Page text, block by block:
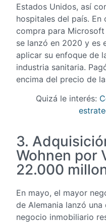
Estados Unidos, así
hospitales del país. En
compra para
se lanzó en 2020 y es
aplicar su enfoque de
industria sanitaria.
encima del precio de
Quizá le interés:
3.
Wohnen por
22.000
En mayo, el mayor
de Alemania lanzó
negocio inmobiliario